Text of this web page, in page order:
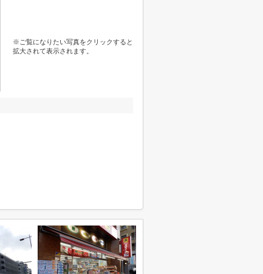
※ご覧になりたい写真をクリックすると
拡大されて表示されます。